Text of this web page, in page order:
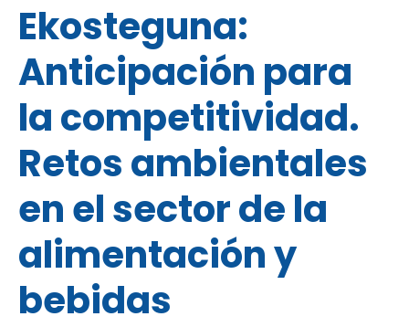
Ekosteguna:
Anticipación para
la competitividad.
Retos ambientales
en el sector de la
alimentación y
bebidas